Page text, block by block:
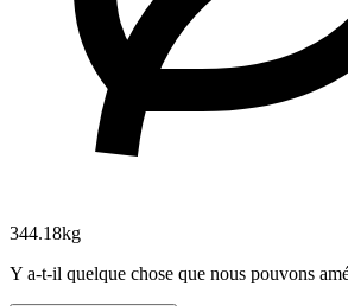
344.18kg
Y a-t-il quelque chose que nous pouvons